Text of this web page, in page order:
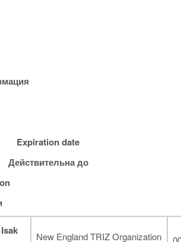
Expirationdate
Действительна до
New England TRIZ Organization